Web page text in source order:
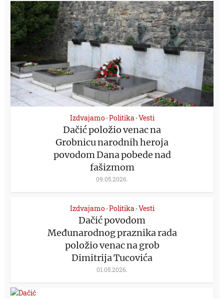
Izdvajamo •Politika •Vesti
Dačić položio venac na
Grobnicu narodnih heroja
povodom Dana pobede nad
fašizmom
09.05.2026.
Izdvajamo •Politika •Vesti
Dačić povodom
Međunarodnog praznika rada
položio venac na grob
Dimitrija Tucovića
01.05.2026.